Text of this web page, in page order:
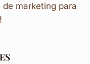
marketing para